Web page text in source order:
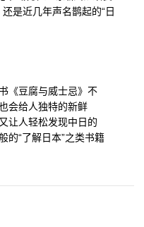
是近几年声名鹊起的“日
《豆腐与威士忌》不
会给人独特的新鲜
让人轻松发现中日的
的“了解日本”之类书籍